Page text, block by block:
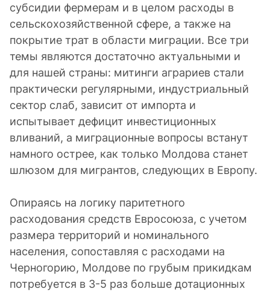
субсидии фермерам и в целом расходы в
сельскохозяйственной сфере, а также на
покрытие трат в области миграции. Все три
темы являются достаточно актуальными и
для нашей страны: митинги аграриев стали
практически регулярными, индустриальный
сектор слаб, зависит от импорта и
испытывает дефицит инвестиционных
вливаний, а миграционные вопросы встанут
намного острее, как только Молдова станет
шлюзом для мигрантов, следующих в Европу.
Опираясь на логику паритетного
расходования средств Евросоюза, с учетом
размера территорий и номинального
населения, сопоставляя с расходами на
Черногорию, Молдове по грубым прикидкам
потребуется в 3-5 раз больше дотационных